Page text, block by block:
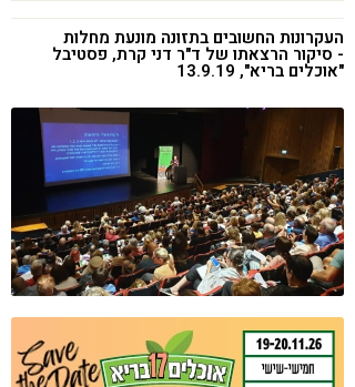
רגישות לגלוטן
טעים להכיר
קורונה
טבעונות
העקרונות החשובים בתזונה מונעת מחלות
- סיקור הרצאתו של ד"ר דני קרת, פסטיבל
"אוכלים בריא", 13.9.19